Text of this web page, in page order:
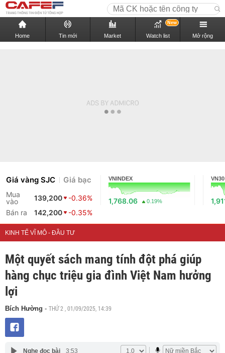
Home Tin mới Market Watch list
New
Mở rộng
Giá vàng SJC Giá bạc
Mua
vào
139,200
-0.36%
Bán ra
142,200 -0.35%
VNINDEX
1,768.06 0.19%
VN30
KINH TẾ VĨ MÔ - ĐẦU TƯ
Một quyết sách mang tính đột phá giúp
hàng chục triệu gia đình Việt Nam hưởng
lợi
Bích Hường - THỨ 2 , 01/09/2025, 14:39
Nghe đọc bài 3:53